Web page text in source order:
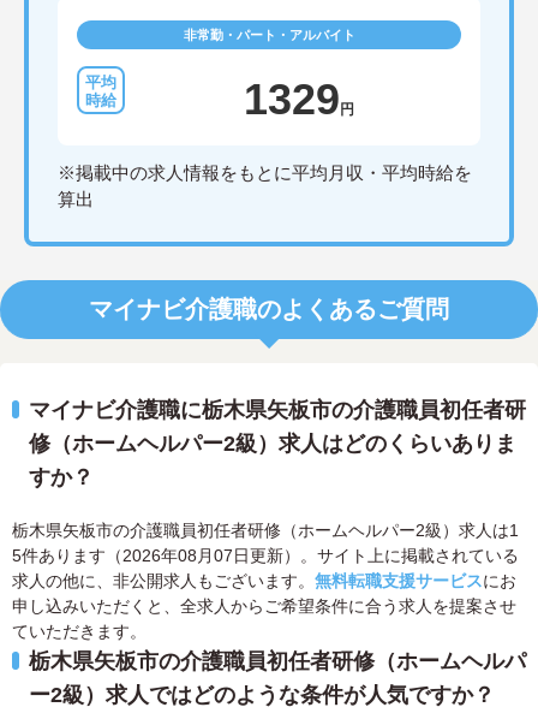
非常勤・パート・アルバイト
1329円
※掲載中の求人情報をもとに平均月収・平均時給を
算出
マイナビ介護職のよくあるご質問
マイナビ介護職に栃木県矢板市の介護職員初任者研
修（ホームヘルパー2級）求人はどのくらいありま
すか？
栃木県矢板市の介護職員初任者研修（ホームヘルパー2級）求人は1
5件あります（2026年08月07日更新）。サイト上に掲載されている
求人の他に、非公開求人もございます。 無料転職支援サービスにお
申し込みいただくと、全求人からご希望条件に合う求人を提案させ
ていただきます。
栃木県矢板市の介護職員初任者研修（ホームヘルパ
ー2級）求人ではどのような条件が人気ですか？